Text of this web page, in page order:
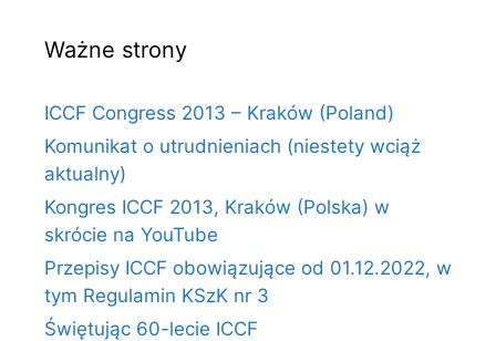
Ważne strony
ICCF Congress 2013 – Kraków (Poland)
Komunikat o utrudnieniach (niestety wciąż
aktualny)
Kongres ICCF 2013, Kraków (Polska) w
skrócie na YouTube
Przepisy ICCF obowiązujące od 01.12.2022, w
tym Regulamin KSzK nr 3
Świętując 60-lecie ICCF